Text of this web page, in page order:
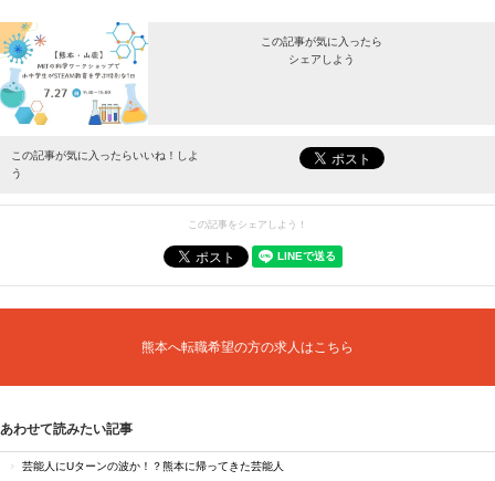
この記事が気に入ったら
シェアしよう
最新情報をお届けします。
この記事が気に入ったらいいね！しよ
う
この記事をシェアしよう！
熊本へ転職希望の方の求人はこちら
あわせて読みたい記事
芸能人にUターンの波か！？熊本に帰ってきた芸能人